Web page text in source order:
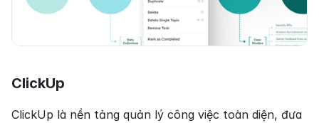
ClickUp
ClickUp là nền tảng quản lý công việc toàn diện, đưa